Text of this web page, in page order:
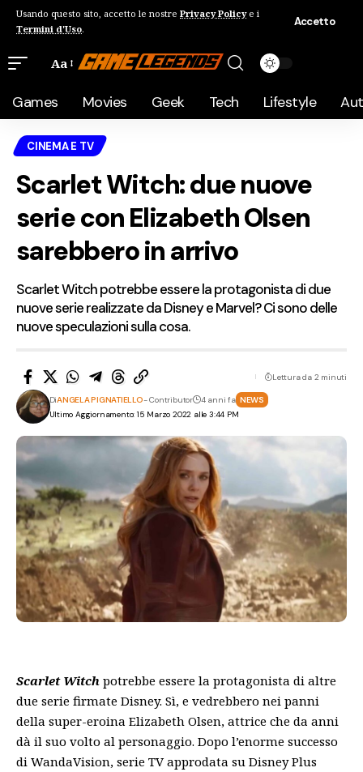
Usando questo sito, accetto le nostre Privacy Policye i
Termini d'Uso.
Accetto
Aa
Games Movies Geek Tech Lifestyle
CINEMA E TV
Scarlet Witch: due nuove
serie con Elizabeth Olsen
sarebbero in arrivo
Scarlet Witch potrebbe essere la protagonista di due
nuove serie realizzate da Disney e Marvel? Ci sono delle
nuove speculazioni sulla cosa.
Ultimo Aggiornamento: 15 Marzo 2022 alle 3:44 PM
DiANGELA PIGNATIELLO- Contributor 4 anni fa NEWS
Lettura da 2 minuti
Scarlet Witch potrebbe essere la protagonista di altre
due serie firmate Disney. Sì, e vedrebbero nei panni
della super-eroina Elizabeth Olsen, attrice che da anni
dà il suo volto al personaggio. Dopo l’enorme successo
di WandaVision, serie TV approdata su Disney Plus